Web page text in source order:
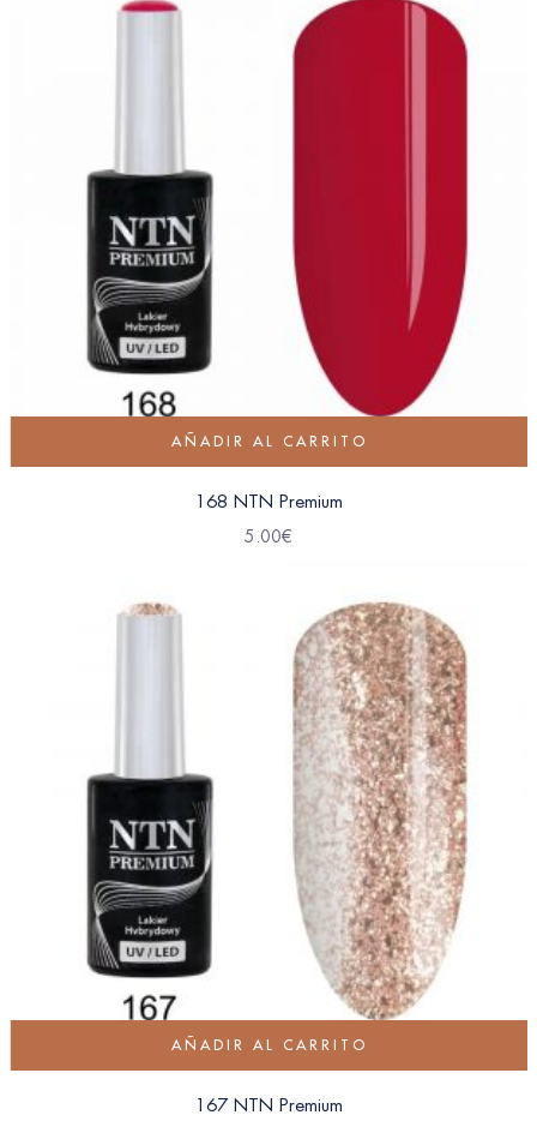
AÑADIR AL CARRITO
168 NTN Premium
5.00€
AÑADIR AL CARRITO
167 NTN Premium